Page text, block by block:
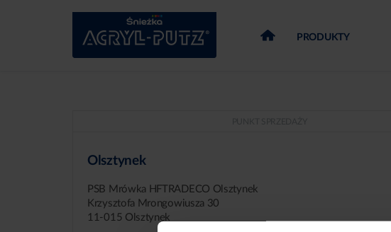
PRODUKTY
Olsztynek
PSB Mrówka HFTRADECO Olsztynek
Krzysztofa Mrongowiusza 30
11-015 Olsztynek